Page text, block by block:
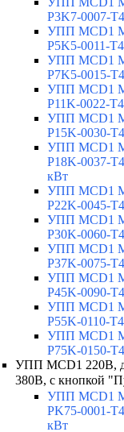
P3K7-0007-
УПП MCD1
P5K5-0011-
УПП MCD1
P7K5-0015-
УПП MCD1
P11K-0022-
УПП MCD1
P15K-0030-
УПП MCD1
P18K-0037-
кВт
УПП MCD1
P22K-0045-
УПП MCD1
P30K-0060-
УПП MCD1
P37K-0075-
УПП MCD1
P45K-0090-
УПП MCD1
P55K-0110-
УПП MCD1
P75K-0150-
УПП MCD1 220В,
380В, с кнопкой
УПП MCD1
PK75-0001-
кВт